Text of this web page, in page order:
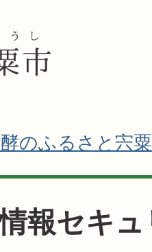
のふるさと宍粟
報セキ